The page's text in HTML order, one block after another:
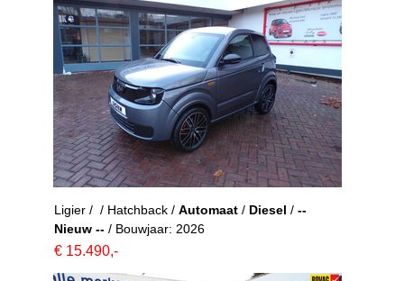
Ligier / / Hatchback / Automaat / Diesel / --
Nieuw -- / Bouwjaar: 2026
€ 15.490,-